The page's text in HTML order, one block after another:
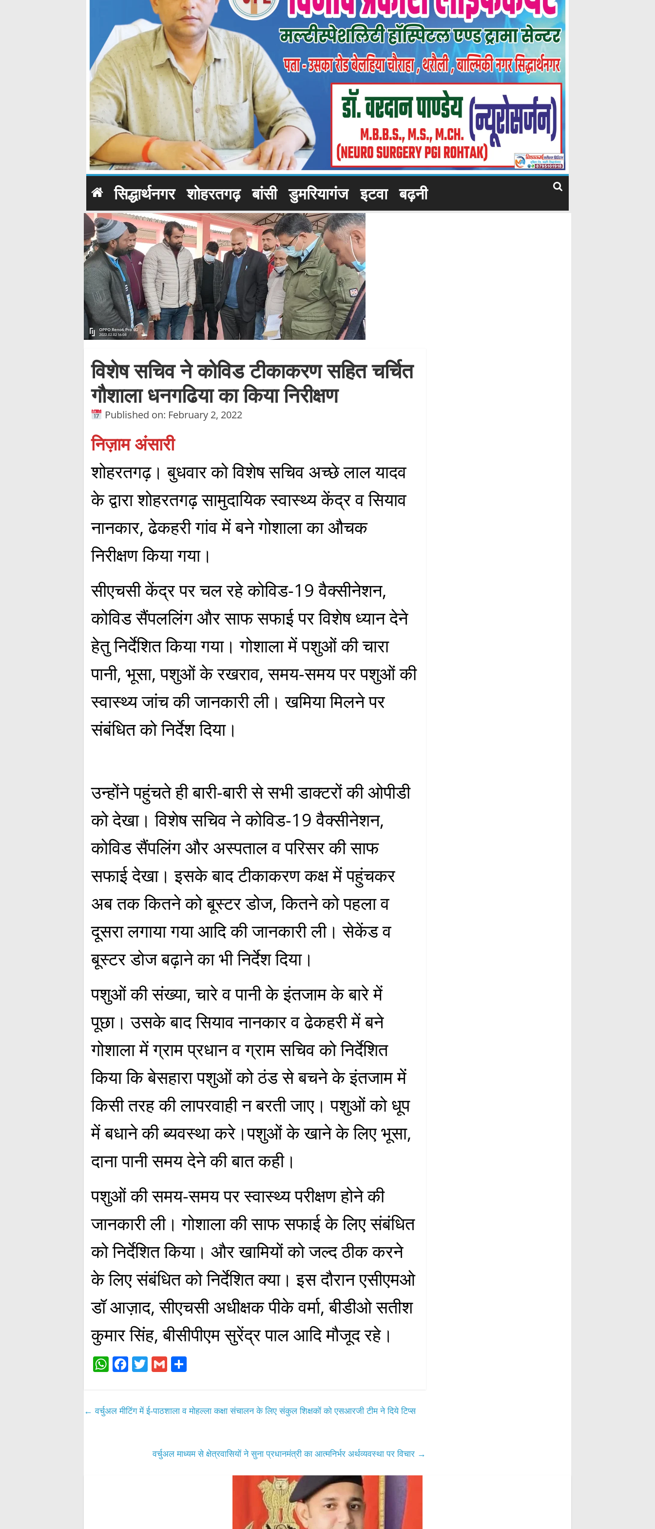
सिद्धार्थनगर शोहरतगढ़ बांसी डुमरियागंज इटवा बढ़नी
विशेष सचिव ने कोविड टीकाकरण सहित चर्चित
गौशाला धनगढिया का किया निरीक्षण
Published on: February 2, 2022
निज़ाम अंसारी
शोहरतगढ़। बुधवार को विशेष सचिव अच्छे लाल यादव
के द्वारा शोहरतगढ़ सामुदायिक स्वास्थ्य केंद्र व सियाव
नानकार, ढेकहरी गांव में बने गोशाला का औचक
निरीक्षण किया गया।
सीएचसी केंद्र पर चल रहे कोविड-19 वैक्सीनेशन,
कोविड सैंपललिंग और साफ सफाई पर विशेष ध्यान देने
हेतु निर्देशित किया गया। गोशाला में पशुओं की चारा
पानी, भूसा, पशुओं के रखराव, समय-समय पर पशुओं की
स्वास्थ्य जांच की जानकारी ली। खमिया मिलने पर
संबंधित को निर्देश दिया।
उन्होंने पहुंचते ही बारी-बारी से सभी डाक्टरों की ओपीडी
को देखा। विशेष सचिव ने कोविड-19 वैक्सीनेशन,
कोविड सैंपलिंग और अस्पताल व परिसर की साफ
सफाई देखा। इसके बाद टीकाकरण कक्ष में पहुंचकर
अब तक कितने को बूस्टर डोज, कितने को पहला व
दूसरा लगाया गया आदि की जानकारी ली। सेकेंड व
बूस्टर डोज बढ़ाने का भी निर्देश दिया।
पशुओं की संख्या, चारे व पानी के इंतजाम के बारे में
पूछा। उसके बाद सियाव नानकार व ढेकहरी में बने
गोशाला में ग्राम प्रधान व ग्राम सचिव को निर्देशित
किया कि बेसहारा पशुओं को ठंड से बचने के इंतजाम में
किसी तरह की लापरवाही न बरती जाए। पशुओं को धूप
में बधाने की ब्यवस्था करे।पशुओं के खाने के लिए भूसा,
दाना पानी समय देने की बात कही।
पशुओं की समय-समय पर स्वास्थ्य परीक्षण होने की
जानकारी ली। गोशाला की साफ सफाई के लिए संबंधित
को निर्देशित किया। और खामियों को जल्द ठीक करने
के लिए संबंधित को निर्देशित क्या। इस दौरान एसीएमओ
डॉ आज़ाद, सीएचसी अधीक्षक पीके वर्मा, बीडीओ सतीश
कुमार सिंह, बीसीपीएम सुरेंद्र पाल आदि मौजूद रहे।
W
A
Fa
ok
T
r
G
← वर्चुअल मीटिंग में ई-पाठशाला व मोहल्ला कक्षा संचालन के लिए संकुल शिक्षकों को एसआरजी टीम ने दिये टिप्स
वर्चुअल माध्यम से क्षेत्रवासियों ने सुना प्रधानमंत्री का आत्मनिर्भर अर्थव्यवस्था पर विचार →